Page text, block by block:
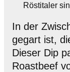
Röstitaler
In der
gegart ist,
Dieser Dip
Roastbeef